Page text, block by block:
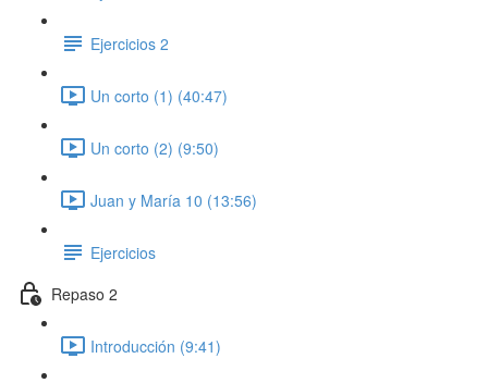
Ejercicios 2
Un corto (1) (40:47)
Un corto (2) (9:50)
Juan y María 10 (13:56)
Ejercicios
Repaso 2
Introducción (9:41)